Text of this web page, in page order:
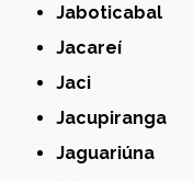
Jaboticabal
Jacareí
Jaci
Jacupiranga
Jaguariúna